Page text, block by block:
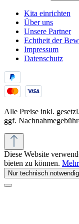
Kita einrichten
Über uns
Unsere Partner
Echtheit der
Impressum
Datenschutz
Alle Preise inkl.
ggf.
Diese Website
bieten zu können.
Nur technisch